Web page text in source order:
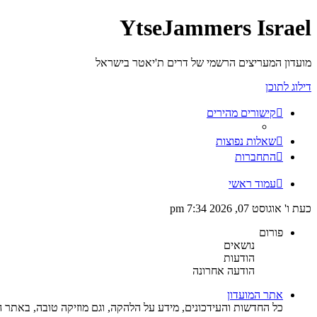
YtseJammers Israel
מועדון המעריצים הרשמי של דרים ת'יאטר בישראל
דילוג לתוכן
קישורים מהירים
שאלות נפוצות
התחברות
עמוד ראשי
כעת ו' אוגוסט 07, 2026 7:34 pm
פורום
נושאים
הודעות
הודעה אחרונה
אתר המועדון
כל החדשות והעידכונים, מידע על הלהקה, וגם מוזיקה טובה, באתר